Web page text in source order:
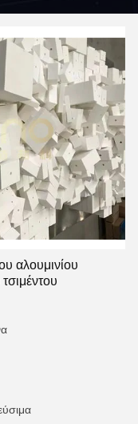
αλουμινίου